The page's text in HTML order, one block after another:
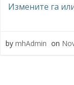
Измените га
by mhAdmin on